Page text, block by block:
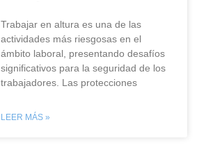
Trabajar en altura es una de las
actividades más riesgosas en el
ámbito laboral, presentando desafíos
significativos para la seguridad de los
trabajadores. Las protecciones
LEER MÁS »